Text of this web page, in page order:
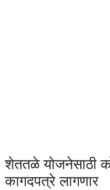
शेततळे योजनेसाठी
कागदपत्रे लागणार